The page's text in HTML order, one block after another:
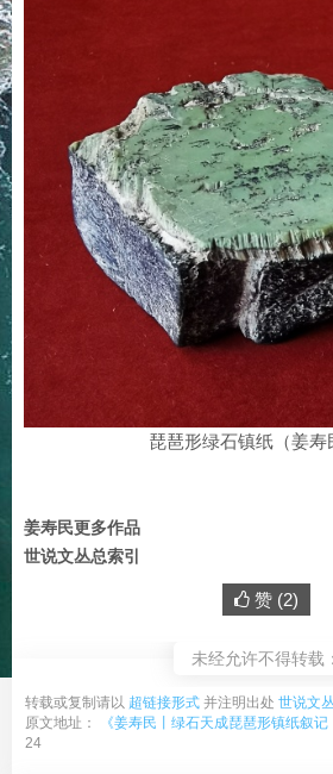
琵琶形绿石镇纸（姜寿
姜寿民更多作品
世说文丛总索引
赞 (2)
未经允许不得转载：
转载或复制请以 超链接形式 并注明出处 世说文
原文地址：
《姜寿民丨绿石天成琵琶形镇纸叙记
24